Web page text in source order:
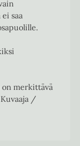
saa
merkittävä
/